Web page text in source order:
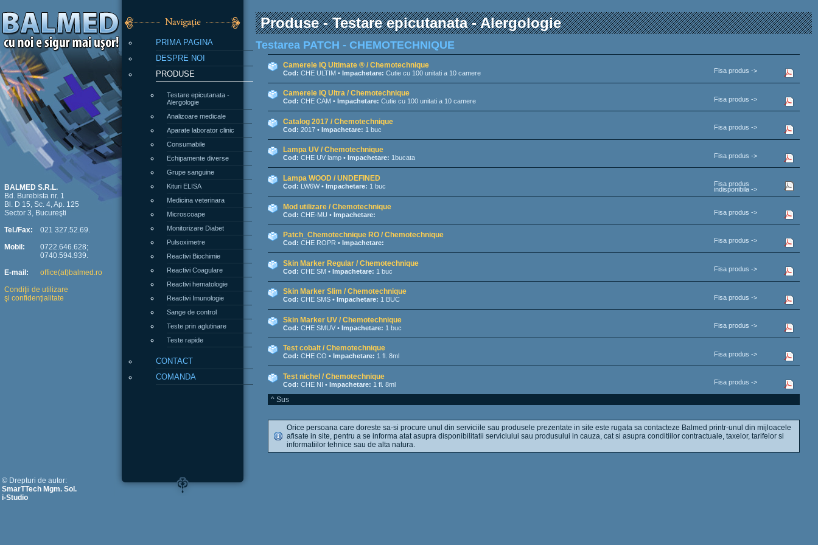
Produse - Testare epicutanata - Alergologie
Testarea PATCH - CHEMOTECHNIQUE
Camerele IQ Ultimate ® / Chemotechnique
Cod: CHE ULTIM • Impachetare: Cutie cu 100 unitati a 10 camere Fisa produs ->
Camerele IQ Ultra / Chemotechnique
Cod: CHE CAM • Impachetare: Cutie cu 100 unitati a 10 camere Fisa produs ->
Catalog 2017 / Chemotechnique
Cod: 2017 • Impachetare: 1 buc Fisa produs ->
Lampa UV / Chemotechnique
Cod: CHE UV lamp • Impachetare: 1bucata Fisa produs ->
Lampa WOOD / UNDEFINED
Cod: LW6W • Impachetare: 1 buc Fisa produs
indisponibila ->
Mod utilizare / Chemotechnique
Cod: CHE-MU • Impachetare: Fisa produs ->
Patch_Chemotechnique RO / Chemotechnique
Cod: CHE ROPR • Impachetare: Fisa produs ->
Skin Marker Regular / Chemotechnique
Cod: CHE SM • Impachetare: 1 buc Fisa produs ->
Skin Marker Slim / Chemotechnique
Cod: CHE SMS • Impachetare: 1 BUC Fisa produs ->
Skin Marker UV / Chemotechnique
Cod: CHE SMUV • Impachetare: 1 buc Fisa produs ->
Test cobalt / Chemotechnique
Cod: CHE CO • Impachetare: 1 fl. 8ml Fisa produs ->
Test nichel / Chemotechnique
Cod: CHE NI • Impachetare: 1 fl. 8ml Fisa produs ->
^ Sus
Orice persoana care doreste sa-si procure unul din serviciile sau produsele prezentate in site este rugata sa contacteze Balmed printr-unul din mijloacele
afisate in site, pentru a se informa atat asupra disponibilitatii serviciului sau produsului in cauza, cat si asupra conditiilor contractuale, taxelor, tarifelor si
informatiilor tehnice sau de alta natura.
PRIMA PAGINA
DESPRE NOI
PRODUSE
Testare epicutanata -
Alergologie
Analizoare medicale
Aparate laborator clinic
Consumabile
Echipamente diverse
Grupe sanguine
Kituri ELISA
Medicina veterinara
Microscoape
Monitorizare Diabet
Pulsoximetre
Reactivi Biochimie
Reactivi Coagulare
Reactivi hematologie
Reactivi Imunologie
Sange de control
Teste prin aglutinare
Teste rapide
CONTACT
COMANDA
BALMED S.R.L.
Bd. Burebista nr. 1
Bl. D 15, Sc. 4, Ap. 125
Sector 3, Bucureşti
Tel./Fax:
Mobil:
E-mail:
021 327.52.69.
0722.646.628;
0740.594.939.
office(at)balmed.ro
Condiţii de utilizare
şi confidenţialitate
© Drepturi de autor:
SmarTTech Mgm. Sol.
i-Studio